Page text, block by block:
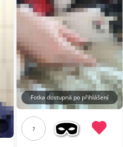
Fotka dostupná po přihlášení
?